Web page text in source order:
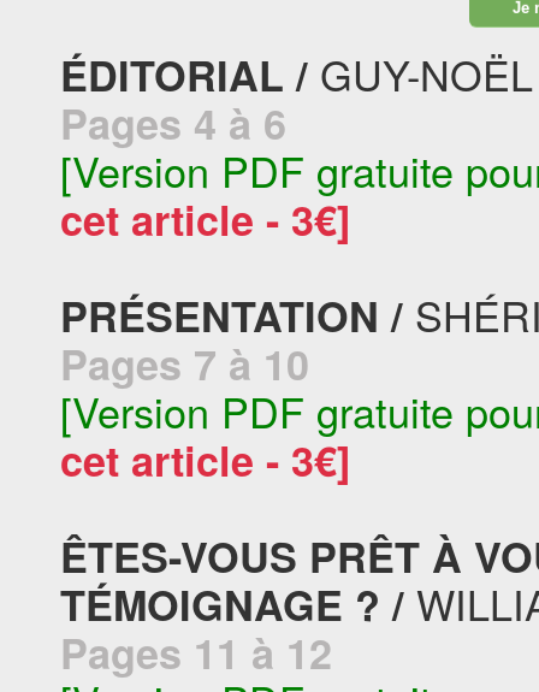
Je
ÉDITORIAL / GUY-
Pages 4 à 6
[Version PDF gratuite
cet article - 3€]
PRÉSENTATION /
Pages 7 à 10
[Version PDF gratuite
cet article - 3€]
ÊTES-VOUS PRÊT À
TÉMOIGNAGE ? /
Pages 11 à 12